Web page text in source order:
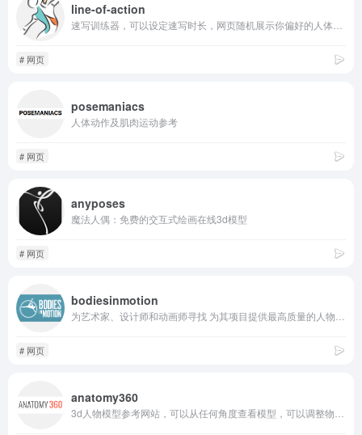
line-of-action
# 网页
posemaniacs
人体动作及肌肉运动参考
# 网页
anyposes
魔法人偶：免费的交互式绘画在线3d模型
# 网页
bodiesinmotion
# 网页
anatomy360